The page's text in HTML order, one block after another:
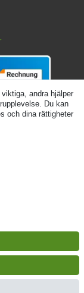
andra hjälper
Du kan
och dina rättigheter